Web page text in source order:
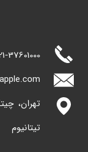
37601000
تیتانیوم